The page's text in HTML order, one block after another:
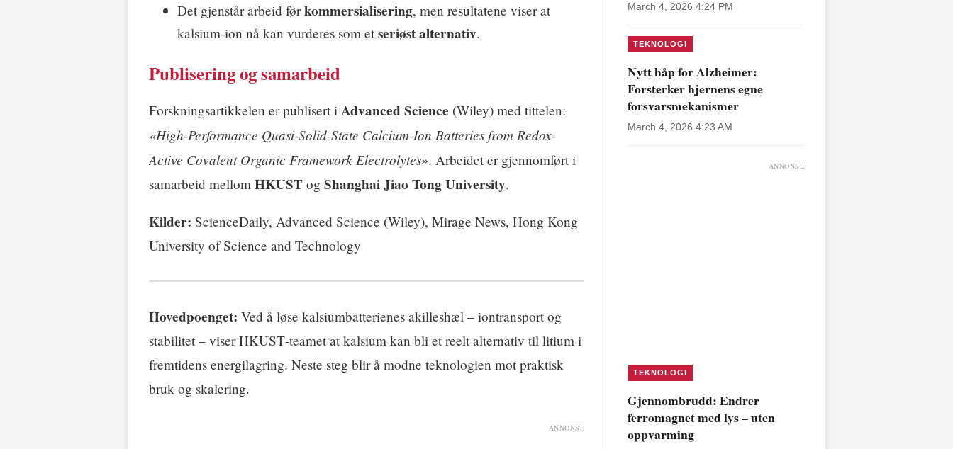
Det gjenstår arbeid førkommersialisering, men resultatene viser at
kalsium‑ion nå kan vurderes som et seriøst alternativ.
Publisering og samarbeid
Forskningsartikkelen er publisert i Advanced Science (Wiley) med tittelen:
«High-Performance Quasi-Solid-State Calcium-Ion Batteries from Redox-
Active Covalent Organic Framework Electrolytes». Arbeidet er gjennomført i
samarbeid mellom HKUST og Shanghai Jiao Tong University.
Kilder: ScienceDaily, Advanced Science (Wiley), Mirage News, Hong Kong
University of Science and Technology
Hovedpoenget: Ved å løse kalsiumbatterienes akilleshæl – iontransport og
stabilitet – viser HKUST‑teamet at kalsium kan bli et reelt alternativ til litium i
fremtidens energilagring. Neste steg blir å modne teknologien mot praktisk
bruk og skalering.
ANNONSE
March 4, 2026 4:24 PM
TEKNOLOGI
Nytt håp for Alzheimer:
Forsterker hjernens egne
forsvarsmekanismer
March 4, 2026 4:23 AM
ANNONSE
TEKNOLOGI
Gjennombrudd: Endrer
ferromagnet med lys – uten
oppvarming